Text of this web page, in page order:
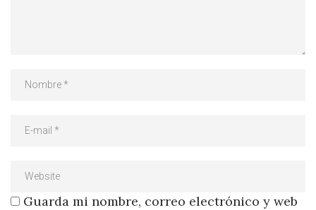
Guarda mi nombre, correo electrónico y web